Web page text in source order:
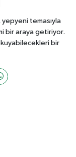
temasıyla
bir araya getiriyor.
bir